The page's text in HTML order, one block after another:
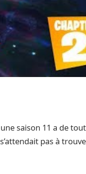
saison 11 a de
pas à